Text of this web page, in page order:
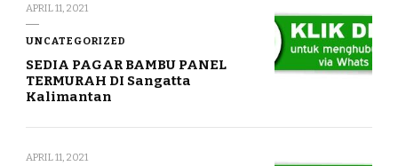
APRIL 11, 2021
UNCATEGORIZED
SEDIA PAGAR BAMBU PANEL
TERMURAH DI Sangatta
Kalimantan
APRIL 11, 2021